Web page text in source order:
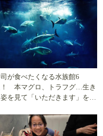
が食べたくなる水族館6
本マグロ、トラフグ…生き
を見て「いただきます」を考